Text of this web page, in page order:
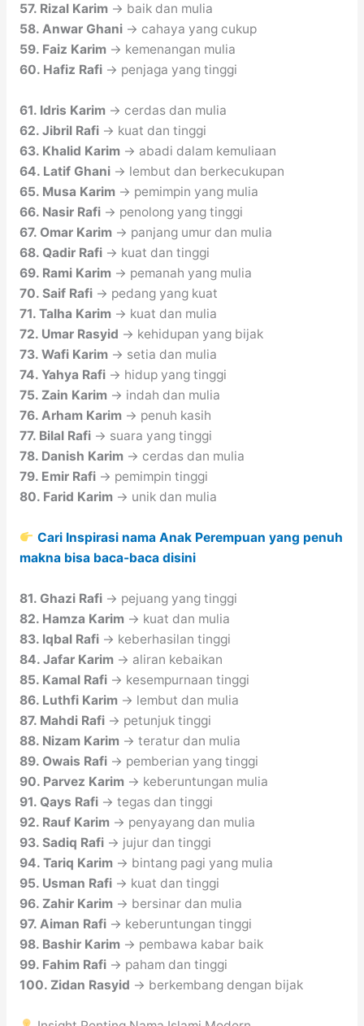
57. Rizal Karim→ baik dan mulia
58. Anwar Ghani→ cahaya yang cukup
59. Faiz Karim→ kemenangan mulia
60. Hafiz Rafi→ penjaga yang tinggi
61. Idris Karim→ cerdas dan mulia
62. Jibril Rafi→ kuat dan tinggi
63. Khalid Karim→ abadi dalam kemuliaan
64. Latif Ghani→ lembut dan berkecukupan
65. Musa Karim→ pemimpin yang mulia
66. Nasir Rafi→ penolong yang tinggi
67. Omar Karim→ panjang umur dan mulia
68. Qadir Rafi→ kuat dan tinggi
69. Rami Karim→ pemanah yang mulia
70. Saif Rafi→ pedang yang kuat
71. Talha Karim→ kuat dan mulia
72. Umar Rasyid → kehidupan yang bijak
73. Wafi Karim→ setia dan mulia
74. Yahya Rafi→ hidup yang tinggi
75. Zain Karim→ indah dan mulia
76. Arham Karim→ penuh kasih
77. Bilal Rafi→ suara yang tinggi
78. Danish Karim→ cerdas dan mulia
79. Emir Rafi→ pemimpin tinggi
80. Farid Karim→ unik dan mulia
Cari Inspirasi nama Anak Perempuan yang penuh
makna bisa baca-baca disini
81. Ghazi Rafi→ pejuang yang tinggi
82. Hamza Karim→ kuat dan mulia
83. Iqbal Rafi→ keberhasilan tinggi
84. Jafar Karim→ aliran kebaikan
85. Kamal Rafi→ kesempurnaan tinggi
86. Luthfi Karim→ lembut dan mulia
87. Mahdi Rafi→ petunjuk tinggi
88. Nizam Karim→ teratur dan mulia
89. Owais Rafi→ pemberian yang tinggi
90. Parvez Karim→ keberuntungan mulia
91. Qays Rafi→ tegas dan tinggi
92. Rauf Karim→ penyayang dan mulia
93. Sadiq Rafi→ jujur dan tinggi
94. Tariq Karim→ bintang pagi yang mulia
95. Usman Rafi→ kuat dan tinggi
96. Zahir Karim→ bersinar dan mulia
97. Aiman Rafi→ keberuntungan tinggi
98. Bashir Karim→ pembawa kabar baik
99. Fahim Rafi→ paham dan tinggi
100. Zidan Rasyid → berkembang dengan bijak